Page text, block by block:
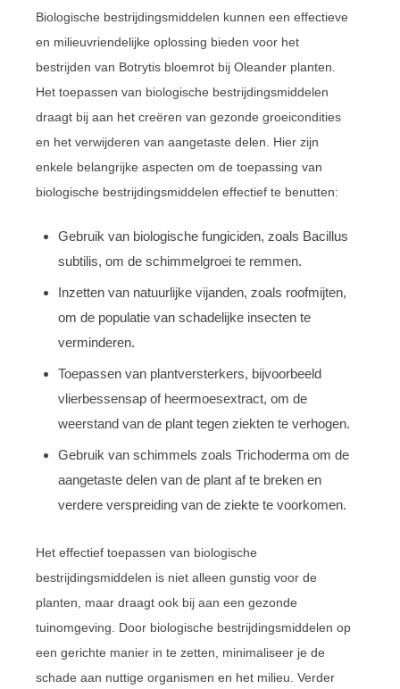
Biologische bestrijdingsmiddelen kunnen een effectieve
en milieuvriendelijke oplossing bieden voor het
bestrijden van Botrytis bloemrot bij Oleander planten.
Het toepassen van biologische bestrijdingsmiddelen
draagt bij aan het creëren van gezonde groeicondities
en het verwijderen van aangetaste delen. Hier zijn
enkele belangrijke aspecten om de toepassing van
biologische bestrijdingsmiddelen effectief te benutten:
Gebruik van biologische fungiciden, zoals Bacillus
subtilis, om de schimmelgroei te remmen.
Inzetten van natuurlijke vijanden, zoals roofmijten,
om de populatie van schadelijke insecten te
verminderen.
Toepassen van plantversterkers, bijvoorbeeld
vlierbessensap of heermoesextract, om de
weerstand van de plant tegen ziekten te verhogen.
Gebruik van schimmels zoals Trichoderma om de
aangetaste delen van de plant af te breken en
verdere verspreiding van de ziekte te voorkomen.
Het effectief toepassen van biologische
bestrijdingsmiddelen is niet alleen gunstig voor de
planten, maar draagt ook bij aan een gezonde
tuinomgeving. Door biologische bestrijdingsmiddelen op
een gerichte manier in te zetten, minimaliseer je de
schade aan nuttige organismen en het milieu. Verder